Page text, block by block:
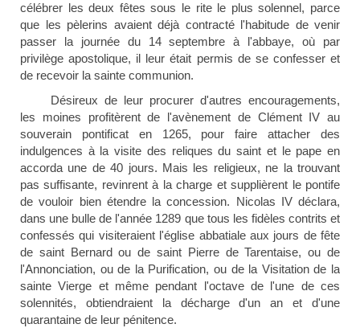
célébrer les deux fêtes sous le rite le plus solennel, parce
que les pèlerins avaient déjà contracté l'habitude de venir
passer la journée du 14 septembre à l'abbaye, où par
privilège apostolique, il leur était permis de se confesser et
de recevoir la sainte communion.
Désireux de leur procurer d'autres encouragements,
les moines profitèrent de l'avènement de Clément IV au
souverain pontificat en 1265, pour faire attacher des
indulgences à la visite des reliques du saint et le pape en
accorda une de 40 jours. Mais les religieux, ne la trouvant
pas suffisante, revinrent à la charge et supplièrent le pontife
de vouloir bien étendre la concession. Nicolas IV déclara,
dans une bulle de l'année 1289 que tous les fidèles contrits et
confessés qui visiteraient l'église abbatiale aux jours de fête
de saint Bernard ou de saint Pierre de Tarentaise, ou de
l'Annonciation, ou de la Purification, ou de la Visitation de la
sainte Vierge et même pendant l'octave de l'une de ces
solennités, obtiendraient la décharge d'un an et d'une
quarantaine de leur pénitence.